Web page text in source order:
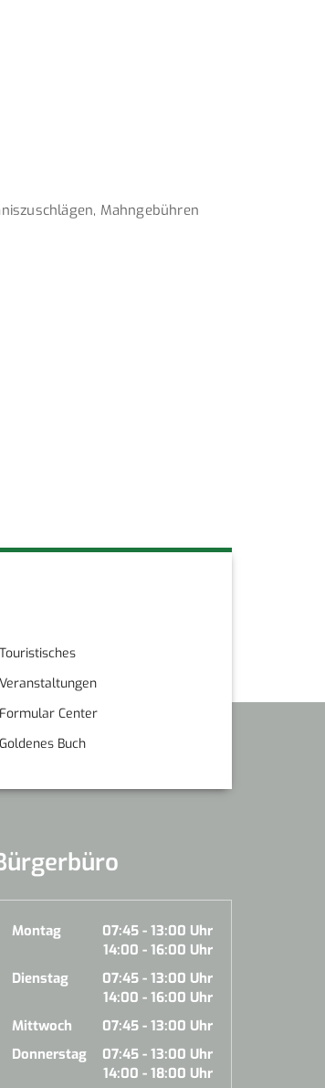
Mahngebühren
Touristisches
Veranstaltungen
Formular Center
Goldenes Buch
Montag
07:45 - 13:00 Uhr
14:00 - 16:00 Uhr
Dienstag
07:45 - 13:00 Uhr
14:00 - 16:00 Uhr
Mittwoch
07:45 - 13:00 Uhr
Donnerstag
07:45 - 13:00 Uhr
14:00 - 18:00 Uhr